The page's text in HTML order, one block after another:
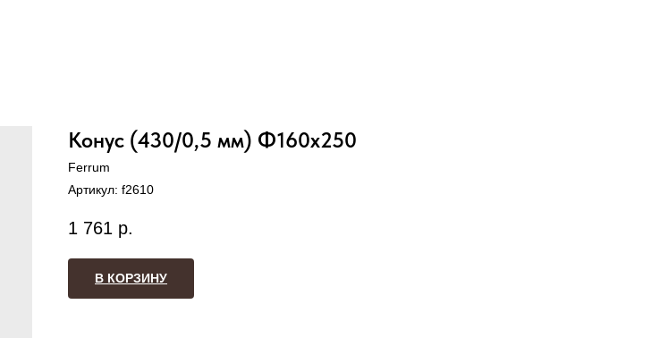
Конус (430/0,5 мм) Ф160х250
Ferrum
Артикул: f2610
1 761 р.
В КОРЗИНУ